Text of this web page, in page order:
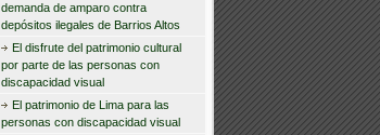
a
r
:
demanda de amparo contra
depósitos ilegales de Barrios Altos
El disfrute del patrimonio cultural
por parte de las personas con
discapacidad visual
El patrimonio de Lima para las
personas con discapacidad visual